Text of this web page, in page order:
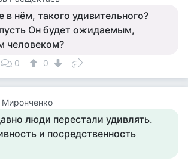
в нём, такого удивительного?
Он будет ожидаемым,
человеком?
0 0
Миронченко
люди перестали удивлять.
и посредственность